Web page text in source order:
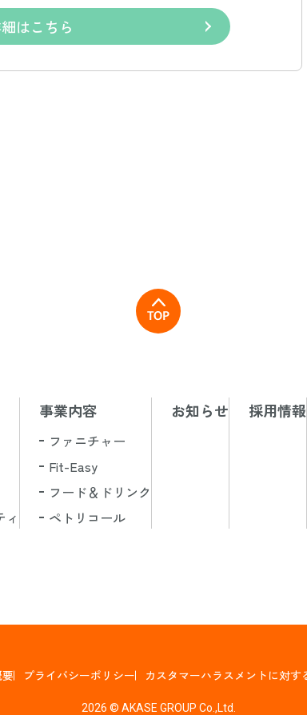
はこちら
ィ
事業内容
ファニチャー
Fit-Easy
フード＆ドリンク
ペトリコール
お知らせ 採用情報
プライバシーポリシー カスタマーハラスメントに対す
2026 © AKASE GROUP Co.,Ltd.